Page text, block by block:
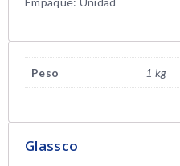
Peso 1 kg
Glassco